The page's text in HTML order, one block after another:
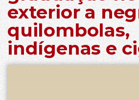
exterior a
quilombolas,
indígenas e